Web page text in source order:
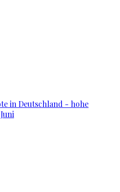
in Deutschland - hohe